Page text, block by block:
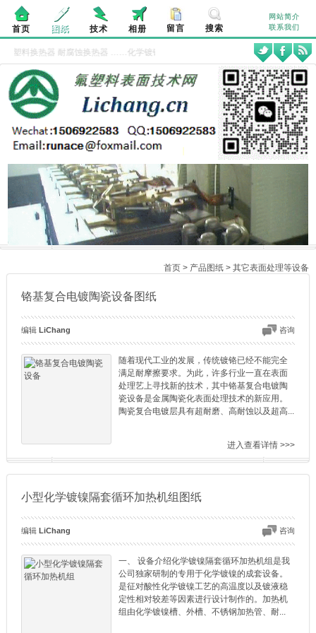
首页 图纸 技术 相册 留言 搜索
网站简介
联系我们
氟塑料换热器 耐腐蚀换热器……化学镀镍设备、铬基复合镀陶瓷设备、钨丝镀铬设
首页 > 产品图纸 > 其它表面处理等设备
铬基复合电镀陶瓷设备图纸
编辑 LiChang 咨询
随着现代工业的发展，传统镀铬已经不能完全
满足耐摩擦要求。为此，许多行业一直在表面
处理艺上寻找新的技术，其中铬基复合电镀陶
瓷设备是金属陶瓷化表面处理技术的新应用。
陶瓷复合电镀层具有超耐磨、高耐蚀以及超高...
进入查看详情 >>>
小型化学镀镍隔套循环加热机组图纸
编辑 LiChang 咨询
一、 设备介绍化学镀镍隔套循环加热机组是我
公司独家研制的专用于化学镀镍的成套设备。
是征对酸性化学镀镍工艺的高温度以及镀液稳
定性相对较差等因素进行设计制作的。加热机
组由化学镀镍槽、外槽、不锈钢加热管、耐...